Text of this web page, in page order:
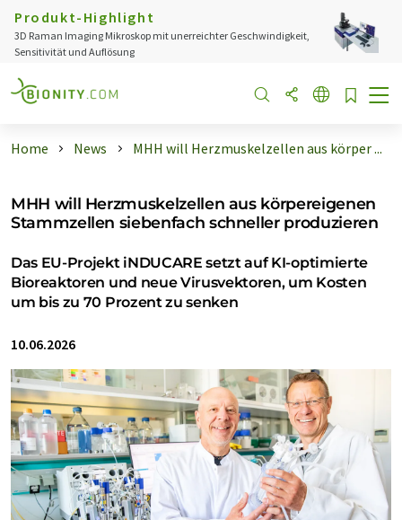
Produkt-Highlight
3D Raman Imaging Mikroskop mit unerreichter Geschwindigkeit,
Sensitivität und Auflösung
Home News MHH will Herzmuskelzellen aus körper ...
MHH will Herzmuskelzellen aus körpereigenen
Stammzellen siebenfach schneller produzieren
Das EU-Projekt iNDUCARE setzt auf KI-optimierte
Bioreaktoren und neue Virusvektoren, um Kosten
um bis zu 70 Prozent zu senken
10.06.2026